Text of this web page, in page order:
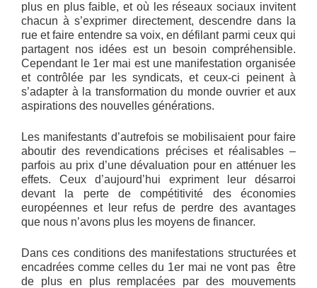
plus en plus faible, et où les réseaux sociaux invitent
chacun à s’exprimer directement, descendre dans la
rue et faire entendre sa voix, en défilant parmi ceux qui
partagent nos idées est un besoin compréhensible.
Cependant le 1er mai est une manifestation organisée
et contrôlée par les syndicats, et ceux-ci peinent à
s’adapter à la transformation du monde ouvrier et aux
aspirations des nouvelles générations.
Les manifestants d’autrefois se mobilisaient pour faire
aboutir des revendications précises et réalisables –
parfois au prix d’une dévaluation pour en atténuer les
effets. Ceux d’aujourd’hui expriment leur désarroi
devant la perte de compétitivité des économies
européennes et leur refus de perdre des avantages
que nous n’avons plus les moyens de financer.
Dans ces conditions des manifestations structurées et
encadrées comme celles du 1er mai ne vont pas être
de plus en plus remplacées par des mouvements